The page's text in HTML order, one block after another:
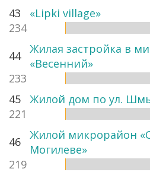
43
«Lipki village»
234
44
Жилая застройка в
«Весенний»
233
45
Жилой дом по ул.
221
46
Жилой микрорайон
Могилеве»
219